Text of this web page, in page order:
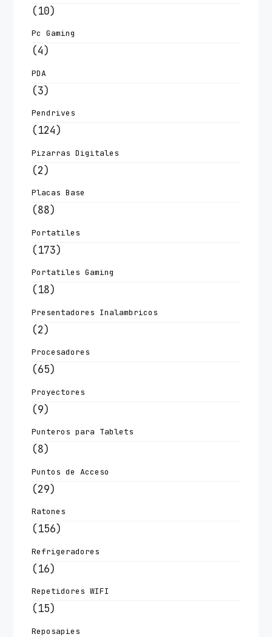
(10)
Pc Gaming
(4)
PDA
(3)
Pendrives
(124)
Pizarras Digitales
(2)
Placas Base
(88)
Portatiles
(173)
Portatiles Gaming
(18)
Presentadores Inalambricos
(2)
Procesadores
(65)
Proyectores
(9)
Punteros para Tablets
(8)
Puntos de Acceso
(29)
Ratones
(156)
Refrigeradores
(16)
Repetidores WIFI
(15)
Reposapies